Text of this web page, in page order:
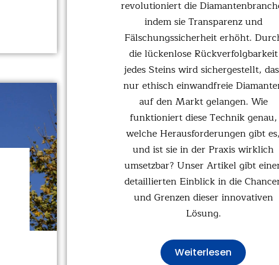
revolutioniert die
indem sie Transparenz und
Fälschungssicherheit erhöht.
die lückenlose Rückverfolgbarkeit
jedes Steins wird sichergestellt,
nur ethisch einwandfreie
auf den Markt gelangen. Wie
funktioniert diese Technik genau,
welche Herausforderungen gibt es,
und ist sie in der Praxis wirklich
umsetzbar? Unser Artikel gibt
detaillierten Einblick in die
und Grenzen dieser innovativen
Lösung.
Weiterlesen